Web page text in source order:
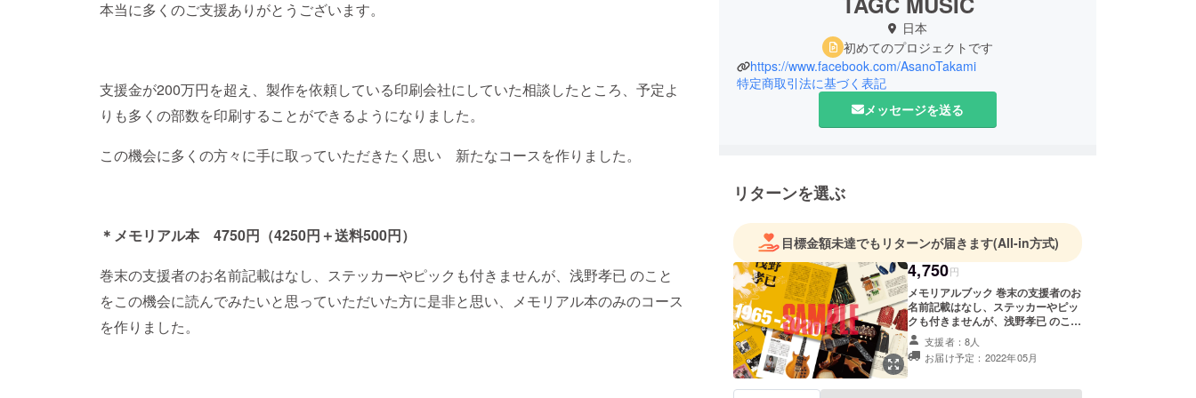
本当に多くのご支援ありがとうございます。
支援金が200万円を超え、製作を依頼している印刷会社にしていた相談したところ、予定よ
りも多くの部数を印刷することができるようになりました。
この機会に多くの方々に手に取っていただきたく思い 新たなコースを作りました。
＊メモリアル本 4750円（4250円＋送料500円）
巻末の支援者のお名前記載はなし、ステッカーやピックも付きませんが、浅野孝已 のこと
をこの機会に読んでみたいと思っていただいた方に是非と思い、メモリアル本のみのコース
を作りました。
日本
初めてのプロジェクトです
https://www.facebook.com/AsanoTakami
特定商取引法に基づく表記
メッセージを送る
リターンを選ぶ
目標金額未達でもリターンが届きます(All-in方式)
4,750円
メモリアルブック 巻末の支援者のお
名前記載はなし、ステッカーやピッ
クも付きませんが、浅野孝已 のこと
をこの機会に読んでみたいと思って
いただいた方に是非と思い、メモリ
アル本のみのコースを作りました。
ければと思います
支援者：8人
お届け予定：2022年05月